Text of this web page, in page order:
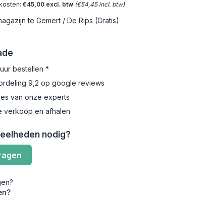
€45,00 excl. btw (€54,45 incl. btw)
te Gemert / De Rips (Gratis)
bestellen *
9,2 op google reviews
van onze experts
verkoop en afhalen
nodig?